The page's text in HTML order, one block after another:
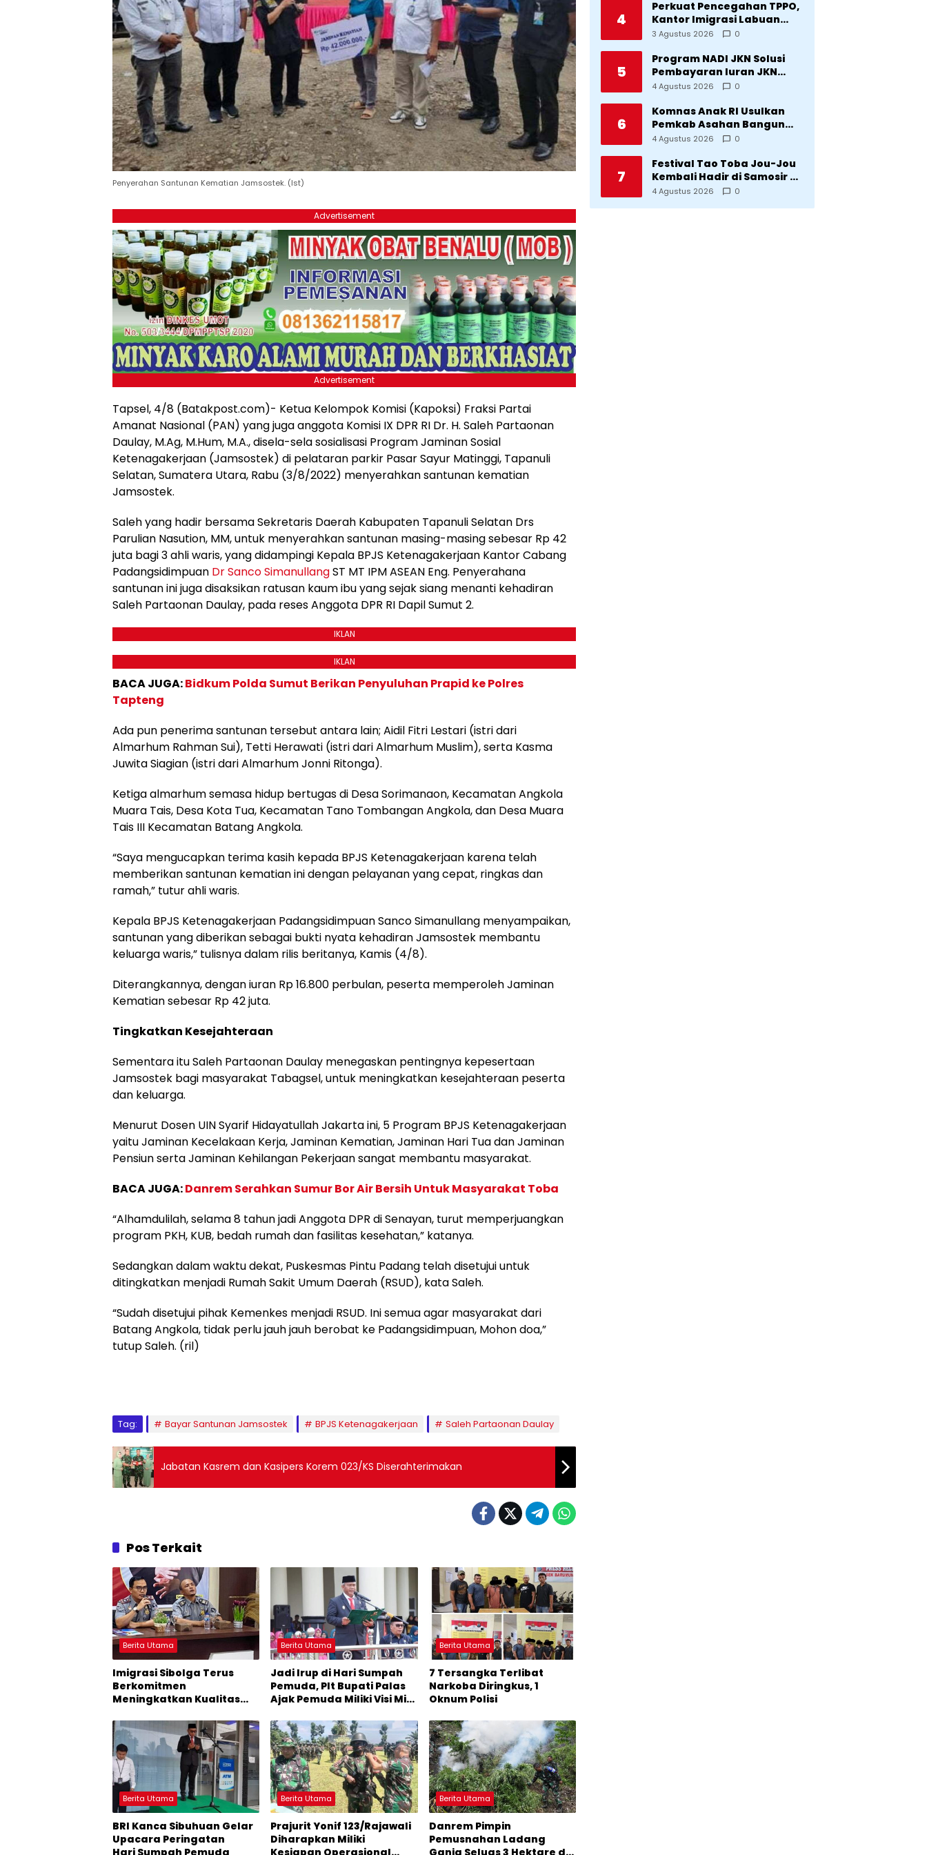
Penyerahan Santunan Kematian Jamsostek. (Ist)
Advertisement
Advertisement
Tapsel, 4/8 (Batakpost.com)- Ketua Kelompok Komisi (Kapoksi) Fraksi Partai
Amanat Nasional (PAN) yang juga anggota Komisi IX DPR RI Dr. H. Saleh Partaonan
Daulay, M.Ag, M.Hum, M.A., disela-sela sosialisasi Program Jaminan Sosial
Ketenagakerjaan (Jamsostek) di pelataran parkir Pasar Sayur Matinggi, Tapanuli
Selatan, Sumatera Utara, Rabu (3/8/2022) menyerahkan santunan kematian
Jamsostek.
Saleh yang hadir bersama Sekretaris Daerah Kabupaten Tapanuli Selatan Drs
Parulian Nasution, MM, untuk menyerahkan santunan masing-masing sebesar Rp 42
juta bagi 3 ahli waris, yang didampingi Kepala BPJS Ketenagakerjaan Kantor Cabang
Padangsidimpuan Dr Sanco SimanullangST MT IPM ASEAN Eng. Penyerahana
santunan ini juga disaksikan ratusan kaum ibu yang sejak siang menanti kehadiran
Saleh Partaonan Daulay, pada reses Anggota DPR RI Dapil Sumut 2.
IKLAN
IKLAN
BACA JUGA:Bidkum Polda Sumut Berikan Penyuluhan Prapid ke Polres
Tapteng
Ada pun penerima santunan tersebut antara lain; Aidil Fitri Lestari (istri dari
Almarhum Rahman Sui), Tetti Herawati (istri dari Almarhum Muslim), serta Kasma
Juwita Siagian (istri dari Almarhum Jonni Ritonga).
Ketiga almarhum semasa hidup bertugas di Desa Sorimanaon, Kecamatan Angkola
Muara Tais, Desa Kota Tua, Kecamatan Tano Tombangan Angkola, dan Desa Muara
Tais III Kecamatan Batang Angkola.
“Saya mengucapkan terima kasih kepada BPJS Ketenagakerjaan karena telah
memberikan santunan kematian ini dengan pelayanan yang cepat, ringkas dan
ramah,” tutur ahli waris.
Kepala BPJS Ketenagakerjaan Padangsidimpuan Sanco Simanullang menyampaikan,
santunan yang diberikan sebagai bukti nyata kehadiran Jamsostek membantu
keluarga waris,” tulisnya dalam rilis beritanya, Kamis (4/8).
Diterangkannya, dengan iuran Rp 16.800 perbulan, peserta memperoleh Jaminan
Kematian sebesar Rp 42 juta.
Tingkatkan Kesejahteraan
Sementara itu Saleh Partaonan Daulay menegaskan pentingnya kepesertaan
Jamsostek bagi masyarakat Tabagsel, untuk meningkatkan kesejahteraan peserta
dan keluarga.
Menurut Dosen UIN Syarif Hidayatullah Jakarta ini, 5 Program BPJS Ketenagakerjaan
yaitu Jaminan Kecelakaan Kerja, Jaminan Kematian, Jaminan Hari Tua dan Jaminan
Pensiun serta Jaminan Kehilangan Pekerjaan sangat membantu masyarakat.
BACA JUGA:Danrem Serahkan Sumur Bor Air Bersih Untuk Masyarakat Toba
“Alhamdulilah, selama 8 tahun jadi Anggota DPR di Senayan, turut memperjuangkan
program PKH, KUB, bedah rumah dan fasilitas kesehatan,” katanya.
Sedangkan dalam waktu dekat, Puskesmas Pintu Padang telah disetujui untuk
ditingkatkan menjadi Rumah Sakit Umum Daerah (RSUD), kata Saleh.
“Sudah disetujui pihak Kemenkes menjadi RSUD. Ini semua agar masyarakat dari
Batang Angkola, tidak perlu jauh jauh berobat ke Padangsidimpuan, Mohon doa,”
tutup Saleh. (ril)
Tag: Bayar Santunan Jamsostek BPJS Ketenagakerjaan Saleh Partaonan Daulay
Jabatan Kasrem dan Kasipers Korem 023/KS Diserahterimakan
Pos Terkait
Berita Utama
Imigrasi Sibolga Terus
Berkomitmen
Meningkatkan Kualitas
Mandailing Natal
Berita Utama
Jadi Irup di Hari Sumpah
Pemuda, Plt Bupati Palas
Ajak Pemuda Miliki Visi Misi
Berita Utama
7 Tersangka Terlibat
Narkoba Diringkus, 1
Oknum Polisi
Berita Utama
BRI Kanca Sibuhuan Gelar
Upacara Peringatan
Hari Sumpah Pemuda
Berita Utama
Prajurit Yonif 123/Rajawali
Diharapkan Miliki
Kesiapan Operasional
Berita Utama
Danrem Pimpin
Pemusnahan Ladang
Ganja Seluas 3 Hektare di
4
Perkuat Pencegahan TPPO,
Kantor Imigrasi Labuan
Bajo Hibahkan Motor
di Manggarai
3 Agustus 2026 0
5
Program NADI JKN Solusi
Pembayaran Iuran JKN
Bagi Pekerja yang
Tetap
4 Agustus 2026 0
6
Komnas Anak RI Usulkan
Pemkab Asahan Bangun
Rumah Anak untuk Korban
4 Agustus 2026 0
7
Festival Tao Toba Jou-Jou
Kembali Hadir di Samosir 6-
9 Agustus 2026: Datang
4 Agustus 2026 0